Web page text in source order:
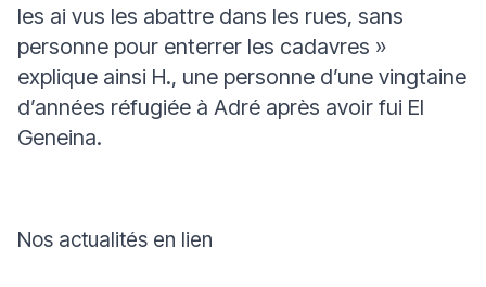
les ai vus les abattre dans les rues, sans
personne pour enterrer les cadavres »
explique ainsi H., une personne d’une vingtaine
d’années réfugiée à Adré après avoir fui El
Geneina.
Nos actualités en lien